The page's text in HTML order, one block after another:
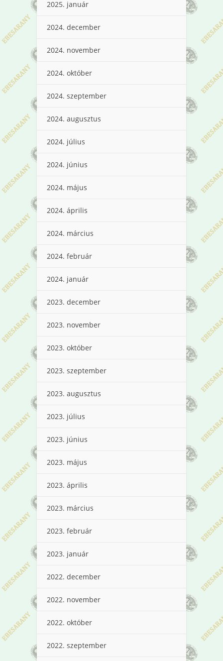
2025. január
2024. december
2024. november
2024. október
2024. szeptember
2024. augusztus
2024. július
2024. június
2024. május
2024. április
2024. március
2024. február
2024. január
2023. december
2023. november
2023. október
2023. szeptember
2023. augusztus
2023. július
2023. június
2023. május
2023. április
2023. március
2023. február
2023. január
2022. december
2022. november
2022. október
2022. szeptember